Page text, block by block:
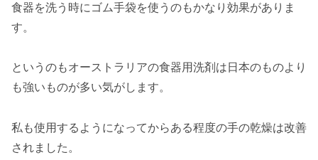
食器を洗う時にゴム手袋を使うのもかなり効果がありま
す。
というのもオーストラリアの食器用洗剤は日本のものより
も強いものが多い気がします。
私も使用するようになってからある程度の手の乾燥は改善
されました。